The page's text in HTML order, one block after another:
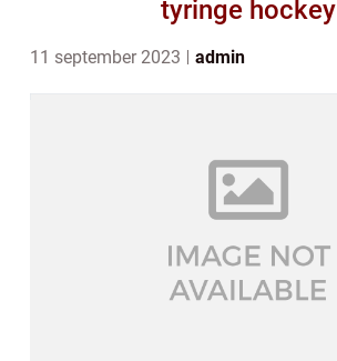
tyringe hockey
11 september 2023 admin